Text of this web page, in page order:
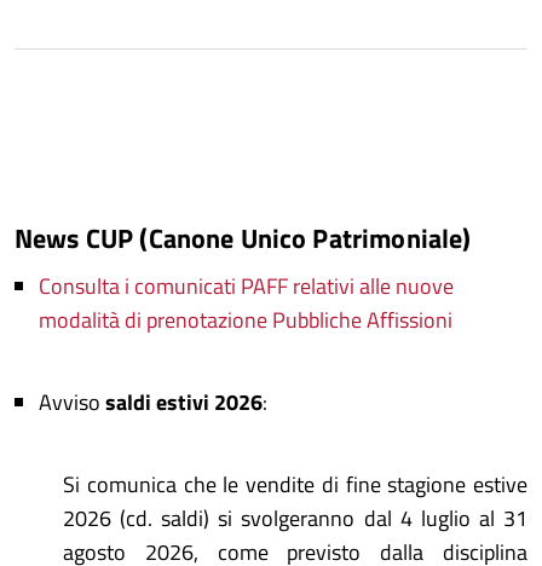
News CUP (Canone Unico Patrimoniale)
Consulta i comunicati PAFF relativi alle nuove
modalità di prenotazione Pubbliche Affissioni
Avvisosaldi estivi 2026:
Si comunica che le vendite di fine stagione estive
2026 (cd. saldi) si svolgeranno dal 4 luglio al 31
agosto 2026, come previsto dalla disciplina